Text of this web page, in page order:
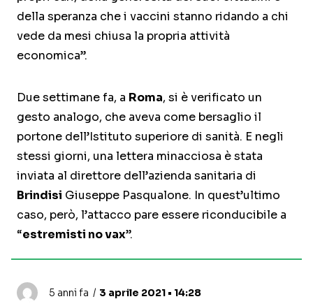
della speranza che i vaccini stanno ridando a chi
vede da mesi chiusa la propria attività
economica”.
Due settimane fa, a Roma, si è verificato un
gesto analogo, che aveva come bersaglio il
portone dell’Istituto superiore di sanità. E negli
stessi giorni, una lettera minacciosa è stata
inviata al direttore dell’azienda sanitaria di
Brindisi Giuseppe Pasqualone. In quest’ultimo
caso, però, l’attacco pare essere riconducibile a
“estremisti no vax”.
5 anni fa 3 aprile 2021 • 14:28